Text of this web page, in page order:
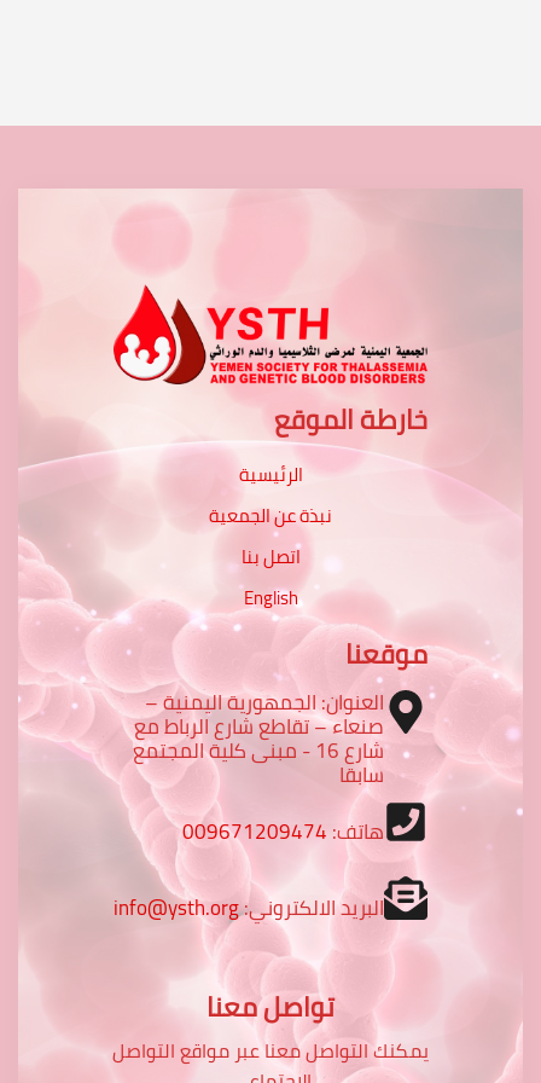
خارطة الموقع
الرئيسية
نبذة عن الجمعية
اتصل بنا
English
موقعنا
العنوان: الجمهورية اليمنية –
صنعاء – تقاطع شارع الرباط مع
شارع 16 - مبنى كلية المجتمع
سابقا
هاتف:009671209474
البريد الالكتروني:info@ysth.org
تواصل معنا
يمكنك التواصل معنا عبر مواقع التواصل